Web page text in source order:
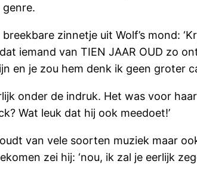
zinnetje uit Wolf’s mond:
iemand van TIEN JAAR OUD zo
en je zou hem denk ik geen groter
onder de indruk. Het was voor
Wat leuk dat hij ook meedoet!’
van vele soorten muziek maar
zei hij: ‘nou, ik zal je eerlijk